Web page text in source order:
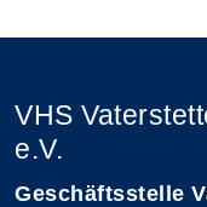
VHS
e.V.
Geschäftsstelle